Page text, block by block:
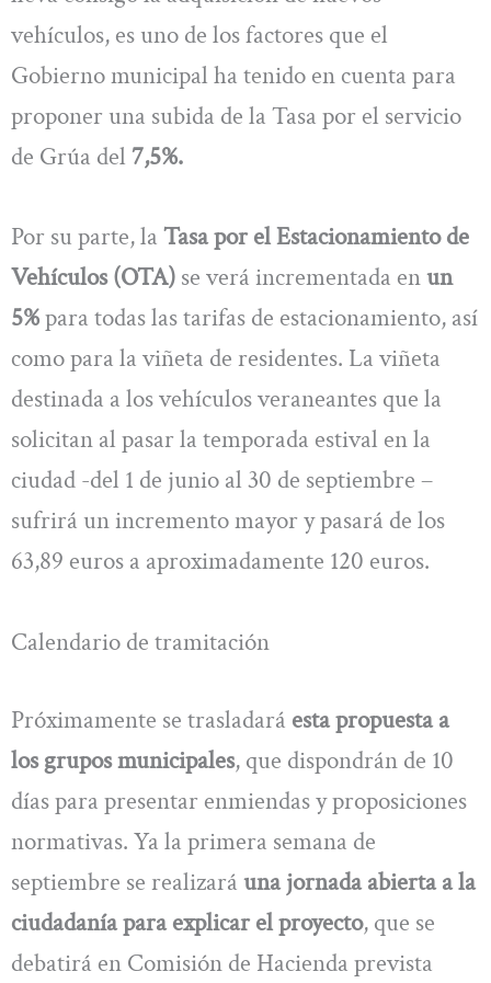
vehículos, es uno de los factores que el
Gobierno municipal ha tenido en cuenta para
proponer una subida de la Tasa por el servicio
de Grúa del 7,5%.
Por su parte, la Tasa por el Estacionamiento de
Vehículos (OTA) se verá incrementada enun
5%para todas las tarifas de estacionamiento, así
como para la viñeta de residentes. La viñeta
destinada a los vehículos veraneantes que la
solicitan al pasar la temporada estival en la
ciudad -del 1 de junio al 30 de septiembre –
sufrirá un incremento mayor y pasará de los
63,89 euros a aproximadamente 120 euros.
Calendario de tramitación
Próximamente se trasladará esta propuesta a
los grupos municipales, que dispondrán de 10
días para presentar enmiendas y proposiciones
normativas. Ya la primera semana de
septiembre se realizará una jornada abierta a la
ciudadanía para explicar el proyecto, que se
debatirá en Comisión de Hacienda prevista